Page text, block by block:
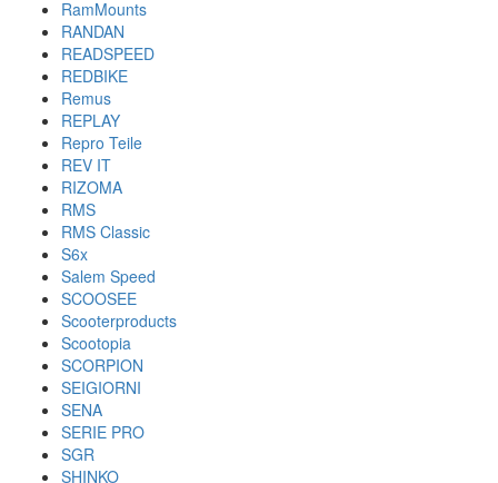
RamMounts
RANDAN
READSPEED
REDBIKE
Remus
REPLAY
Repro Teile
REV IT
RIZOMA
RMS
RMS Classic
S6x
Salem Speed
SCOOSEE
Scooterproducts
Scootopia
SCORPION
SEIGIORNI
SENA
SERIE PRO
SGR
SHINKO